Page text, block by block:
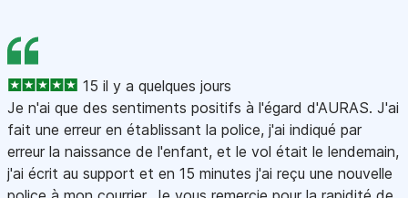
15 il y a quelques jours
Je n'ai que des sentiments positifs à l'égard d'AURAS. J'ai
fait une erreur en établissant la police, j'ai indiqué par
erreur la naissance de l'enfant, et le vol était le lendemain,
j'ai écrit au support et en 15 minutes j'ai reçu une nouvelle